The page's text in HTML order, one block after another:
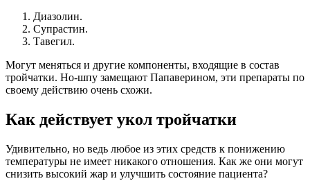
Диазолин.
Супрастин.
Тавегил.
Могут меняться и другие компоненты, входящие в состав
тройчатки. Но-шпу замещают Папаверином, эти препараты по
своему действию очень схожи.
Как действует укол тройчатки
Удивительно, но ведь любое из этих средств к понижению
температуры не имеет никакого отношения. Как же они могут
снизить высокий жар и улучшить состояние пациента?